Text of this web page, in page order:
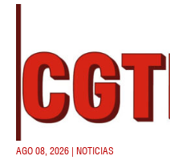
AGO 08, 2026 | NOTICIAS